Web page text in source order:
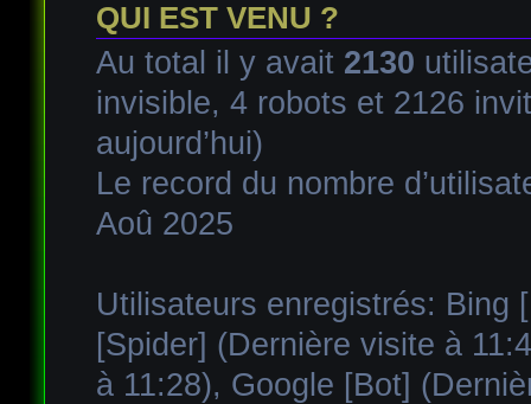
QUI EST VENU ?
Au total il y avait 2130
invisible, 4 robots et 2126
aujourd’hui)
Le record du nombre
Aoû 2025
Utilisateurs enregistrés: Bing
[Spider] (Dernière visite à
à 11:28), Google [Bot]